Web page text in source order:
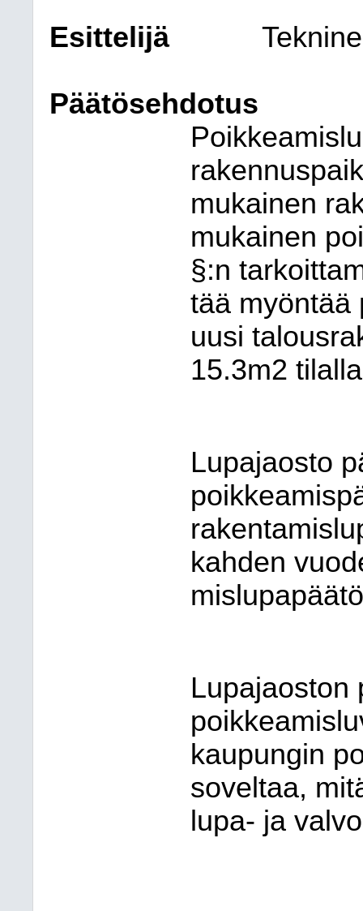
Esittelijä
Päätösehdotus
mukainen
mukainen
§:n
tää myöntää
uusi
15.3m2
Lupajaosto
kahden
mis lupapää
Lupajaoston
kaupungin
sovel taa,
lupa- ja val